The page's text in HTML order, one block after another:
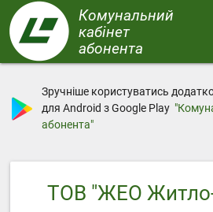
Перейти
до
основного
вмісту
Комунальний
кабінет
абонента
Зручніше користуватись
для Android з Google Play
абонента"
ТОВ "ЖЕО Житло-